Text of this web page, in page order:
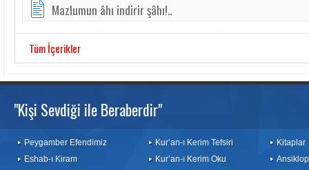
Mazlumun âhı indirir şâhı!..
Tüm İçerikler
"Kişi Sevdiği ile Beraberdir"
Peygamber Efendimiz
Eshab-ı Kiram
Kur’an-ı Kerim Tefsiri
Kur’an-ı Kerim Oku
Kitaplar